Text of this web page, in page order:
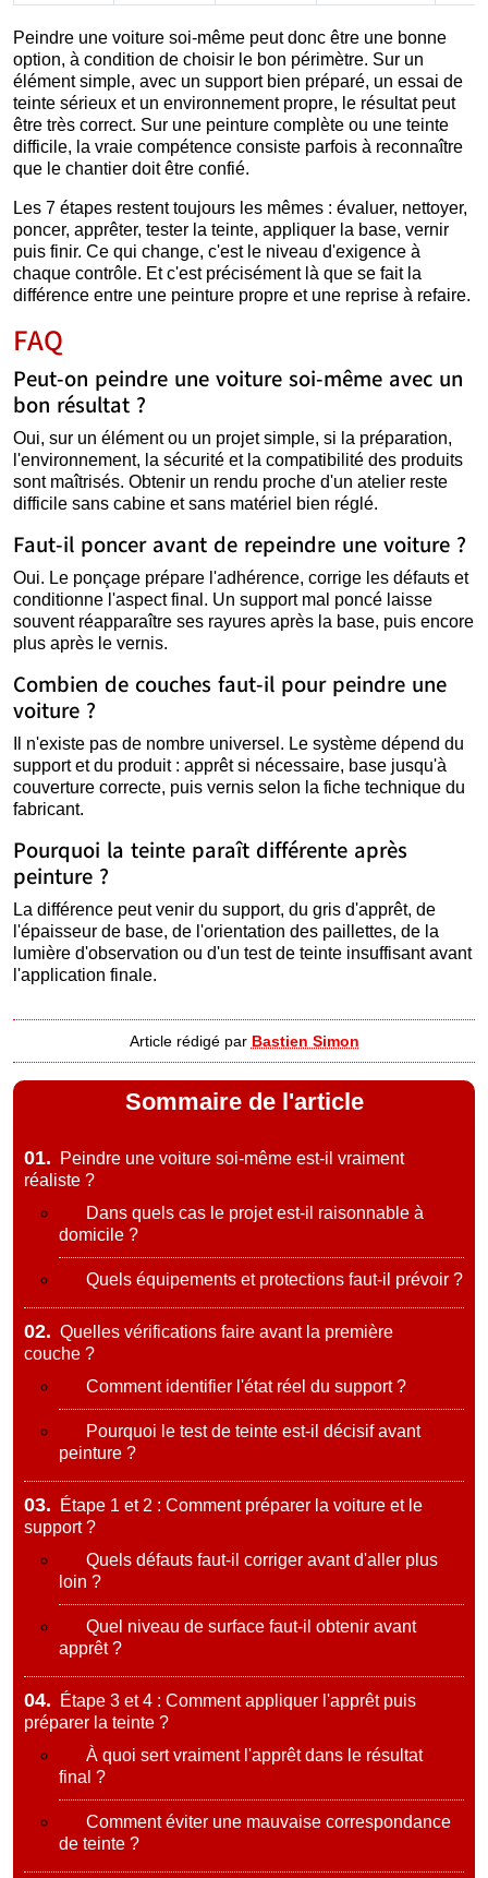
Peindre une voiture soi-même peut donc être une bonne
option, à condition de choisir le bon périmètre. Sur un
élément simple, avec un support bien préparé, un essai de
teinte sérieux et un environnement propre, le résultat peut
être très correct. Sur une peinture complète ou une teinte
difficile, la vraie compétence consiste parfois à reconnaître
que le chantier doit être confié.
Les 7 étapes restent toujours les mêmes : évaluer, nettoyer,
poncer, apprêter, tester la teinte, appliquer la base, vernir
puis finir. Ce qui change, c'est le niveau d'exigence à
chaque contrôle. Et c'est précisément là que se fait la
différence entre une peinture propre et une reprise à refaire.
FAQ
Peut-on peindre une voiture soi-même avec un
bon résultat ?
Oui, sur un élément ou un projet simple, si la préparation,
l'environnement, la sécurité et la compatibilité des produits
sont maîtrisés. Obtenir un rendu proche d'un atelier reste
difficile sans cabine et sans matériel bien réglé.
Faut-il poncer avant de repeindre une voiture ?
Oui. Le ponçage prépare l'adhérence, corrige les défauts et
conditionne l'aspect final. Un support mal poncé laisse
souvent réapparaître ses rayures après la base, puis encore
plus après le vernis.
Combien de couches faut-il pour peindre une
voiture ?
Il n'existe pas de nombre universel. Le système dépend du
support et du produit : apprêt si nécessaire, base jusqu'à
couverture correcte, puis vernis selon la fiche technique du
fabricant.
Pourquoi la teinte paraît différente après
peinture ?
La différence peut venir du support, du gris d'apprêt, de
l'épaisseur de base, de l'orientation des paillettes, de la
lumière d'observation ou d'un test de teinte insuffisant avant
l'application finale.
Article rédigé par Bastien Simon
Sommaire de l'article
01.
Peindre une voiture soi-même est-il vraiment
réaliste ?
Dans quels cas le projet est-il raisonnable à
domicile ?
Quels équipements et protections faut-il prévoir ?
02. Quelles vérifications faire avant la première
couche ?
Comment identifier l'état réel du support ?
Pourquoi le test de teinte est-il décisif avant
peinture ?
03.
Étape 1 et 2 : Comment préparer la voiture et le
support ?
Quels défauts faut-il corriger avant d'aller plus
loin ?
Quel niveau de surface faut-il obtenir avant
apprêt ?
04.
Étape 3 et 4 : Comment appliquer l'apprêt puis
préparer la teinte ?
À quoi sert vraiment l'apprêt dans le résultat
final ?
Comment éviter une mauvaise correspondance
de teinte ?